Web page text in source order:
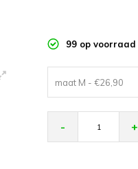
99 op voorraad
maat M - €26,90
- +